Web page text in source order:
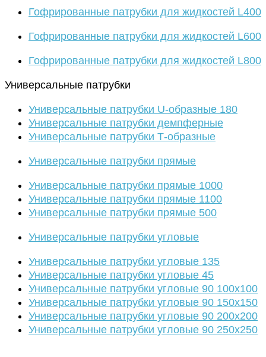
Гофрированные патрубки для жидкостей L400
Гофрированные патрубки для жидкостей L600
Гофрированные патрубки для жидкостей L800
Универсальные патрубки
Универсальные патрубки U-образные 180
Универсальные патрубки демпферные
Универсальные патрубки Т-образные
Универсальные патрубки прямые
Универсальные патрубки прямые 1000
Универсальные патрубки прямые 1100
Универсальные патрубки прямые 500
Универсальные патрубки угловые
Универсальные патрубки угловые 135
Универсальные патрубки угловые 45
Универсальные патрубки угловые 90 100х100
Универсальные патрубки угловые 90 150х150
Универсальные патрубки угловые 90 200х200
Универсальные патрубки угловые 90 250х250